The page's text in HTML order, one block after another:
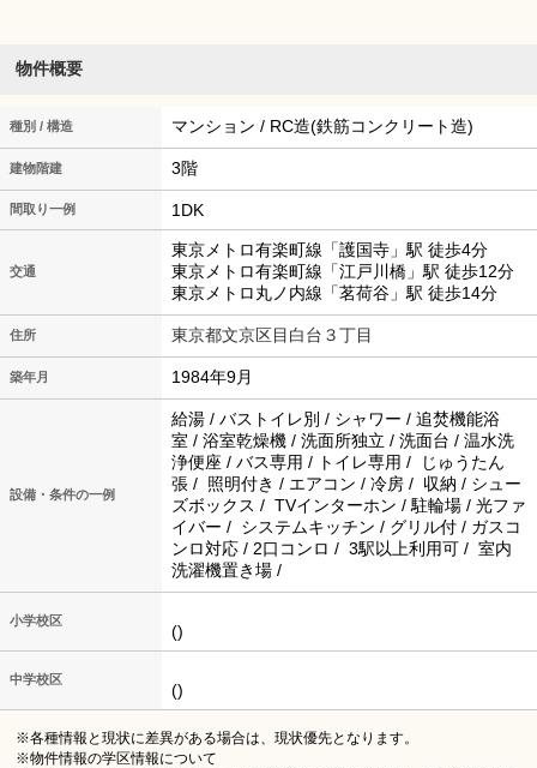
物件概要
種別 / 構造 マンション / RC造(鉄筋コンクリート造)
建物階建 3階
間取り一例 1DK
交通
東京メトロ有楽町線「護国寺」駅 徒歩4分
東京メトロ有楽町線「江戸川橋」駅 徒歩12分
東京メトロ丸ノ内線「茗荷谷」駅 徒歩14分
住所 東京都文京区目白台３丁目
築年月 1984年9月
設備・条件の一例
給湯 / バストイレ別 / シャワー / 追焚機能浴
室 / 浴室乾燥機 / 洗面所独立 / 洗面台 / 温水洗
浄便座 / バス専用 / トイレ専用 / じゅうたん
張 / 照明付き / エアコン / 冷房 / 収納 / シュー
ズボックス / TVインターホン / 駐輪場 / 光ファ
イバー / システムキッチン / グリル付 / ガスコ
ンロ対応 / 2口コンロ / 3駅以上利用可 / 室内
洗濯機置き場 /
小学校区
()
中学校区
()
※各種情報と現状に差異がある場合は、現状優先となります。
※物件情報の学区情報について